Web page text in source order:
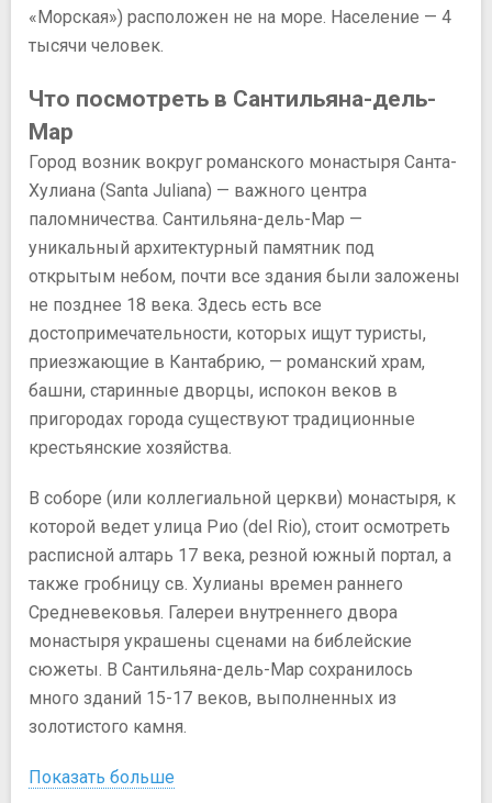
«Морская») расположен не на море. Население — 4
тысячи человек.
Что посмотреть в Сантильяна-дель-
Мар
Город возник вокруг романского монастыря Санта-
Хулиана (Santa Juliana) — важного центра
паломничества. Сантильяна-дель-Мар —
уникальный архитектурный памятник под
открытым небом, почти все здания были заложены
не позднее 18 века. Здесь есть все
достопримечательности, которых ищут туристы,
приезжающие в Кантабрию, — романский храм,
башни, старинные дворцы, испокон веков в
пригородах города существуют традиционные
крестьянские хозяйства.
В соборе (или коллегиальной церкви) монастыря, к
которой ведет улица Рио (del Rio), стоит осмотреть
расписной алтарь 17 века, резной южный портал, а
также гробницу св. Хулианы времен раннего
Средневековья. Галереи внутреннего двора
монастыря украшены сценами на библейские
сюжеты. В Сантильяна-дель-Мар сохранилось
много зданий 15-17 веков, выполненных из
золотистого камня.
Показать больше